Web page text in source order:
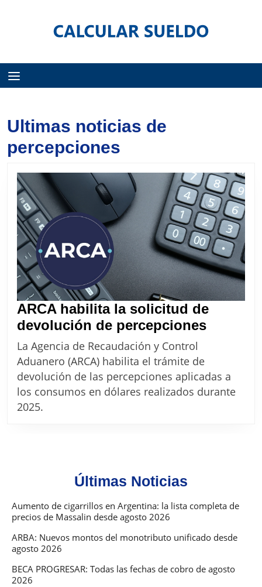
Ultimas noticias de
percepciones
ARCA habilita la solicitud de
devolución de percepcionesARCA
de
La Agencia de Recaudación y Control
Aduanero (ARCA) habilita el trámite de
devolución de las percepciones aplicadas a
los consumos en dólares realizados durante
2025.
Últimas Noticias
Aumento de cigarrillos en Argentina: la lista completa de
precios de Massalin desde agosto 2026
ARBA: Nuevos montos del monotributo unificado desde
agosto 2026
BECA PROGRESAR: Todas las fechas de cobro de agosto
2026